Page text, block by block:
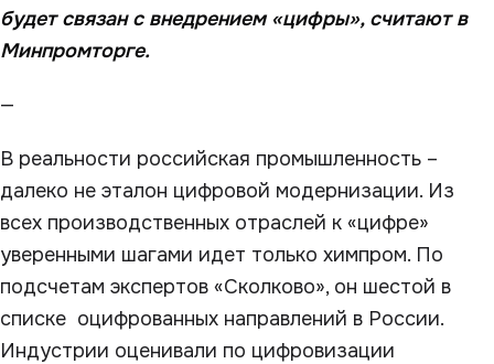
будет связан с внедрением «цифры», считают в
Минпромторге.
—
В реальности российская промышленность –
далеко не эталон цифровой модернизации. Из
всех производственных отраслей к «цифре»
уверенными шагами идет только химпром. По
подсчетам экспертов «Сколково», он шестой в
списке оцифрованных направлений в России.
Индустрии оценивали по цифровизации